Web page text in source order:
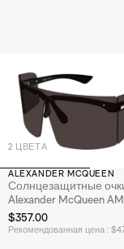
2 ЦВЕТА
ALEXANDER MCQUEEN
Солнцезащитные
Alexander McQueen
$357.00
Рекомендованная цена :